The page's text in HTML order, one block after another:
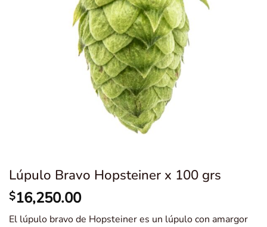
Lúpulo Bravo Hopsteiner x 100 grs
$16,250.00
El lúpulo bravo de Hopsteiner es un lúpulo con amargor